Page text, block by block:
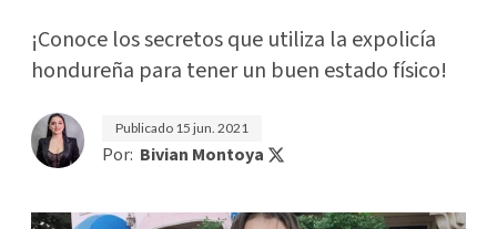
¡Conoce los secretos que utiliza la expolicía
hondureña para tener un buen estado físico!
Publicado 15 jun. 2021
Por: Bivian Montoya